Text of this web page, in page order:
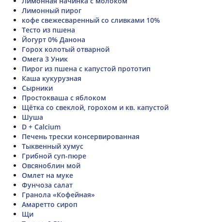
Лимонный пирог
кофе свежесваренный со сливками 10%
Тесто из пшена
Йогурт 0% Данона
Горох колотый отварной
Омега 3 Уник
Пирог из пшена с капустой прототип
Каша кукурузная
Сырники
Простокваша с яблоком
Щётка со свеклой, горохом и кв. капустой
Шуша
D + Calcium
Печень трески консервированная
Тыквенный хумус
Грибной суп-пюре
Овсяноблин мой
Омлет на муке
Фунчоза салат
Гранола «Кофейная»
Амаретто сироп
Щи